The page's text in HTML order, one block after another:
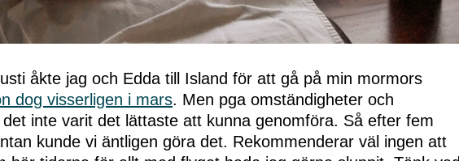
åkte jag och Edda till Island för att gå på min mormors
dog visserligen i mars. Men pga omständigheter och
inte varit det lättaste att kunna genomföra. Så efter fem
kunde vi äntligen göra det. Rekommenderar väl ingen att